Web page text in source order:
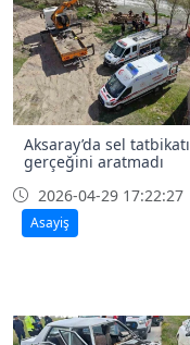
Aksaray’da sel tatbikatı
gerçeğini aratmadı
2026-04-29 17:22:27
Asayiş